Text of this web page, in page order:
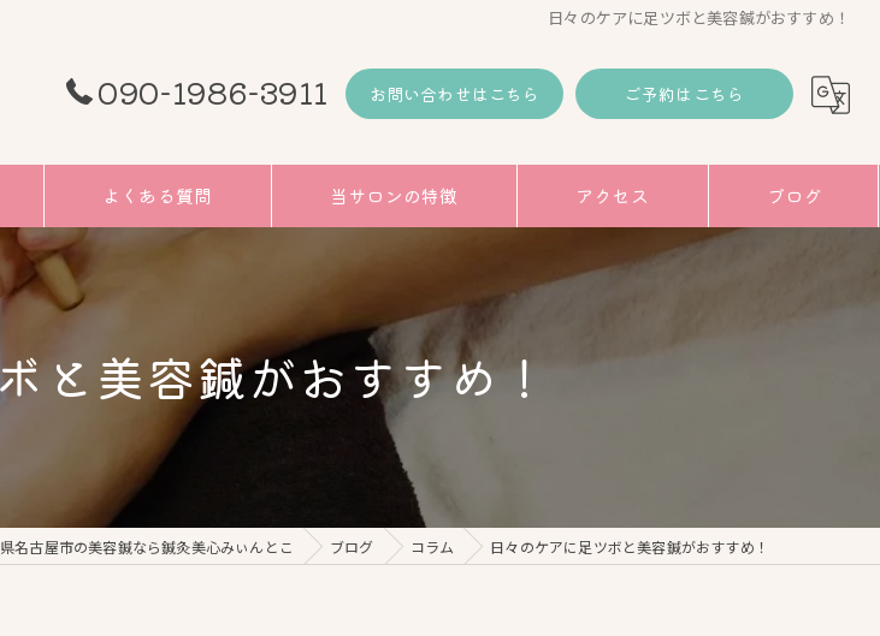
日々のケアに足ツボと美容鍼がおすすめ！
090-1986-3911 お問い合わせはこちら ご予約はこちら
よくある質問 当サロンの特徴
むくみ
小顔
リフトアップ
アクセス ブログ
と美容鍼がおすすめ！
名古屋市の美容鍼なら鍼灸美心みぃんとこ ブログ コラム 日々のケアに足ツボと美容鍼がおすすめ！